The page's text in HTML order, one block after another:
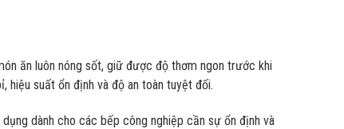
ăn luôn nóng sốt, giữ được độ thơm ngon trước khi
hiệu suất ổn định và độ an toàn tuyệt đối.
dành cho các bếp công nghiệp cần sự ổn định và